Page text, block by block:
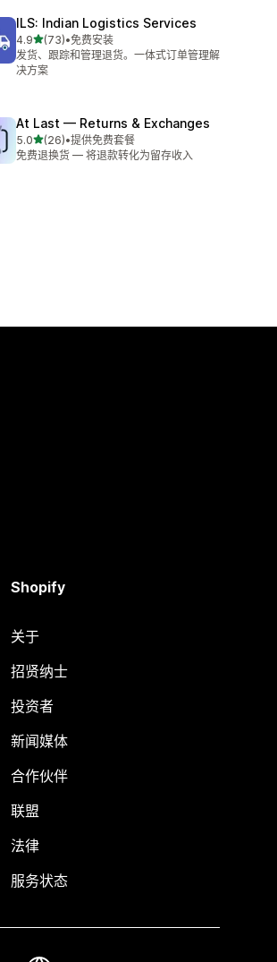
ILS: Indian Logistics Services
4.9星（满分 5 星）
(73)
总共 73 条评论
•免费安装
发货、跟踪和管理退货。一体式订单管理解
决方案
At Last — Returns & Exchanges
5.0星（满分 5 星）
(26)
总共 26 条评论
•提供免费套餐
免费退换货 — 将退款转化为留存收入
Shopify
关于
招贤纳士
投资者
新闻媒体
合作伙伴
联盟
法律
服务状态